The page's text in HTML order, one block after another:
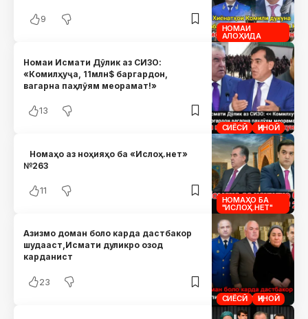
НОМАИ
АЛОҲИДА
9
СИЁСӢ ҶИНОӢ
Номаи Исмати Дӯлик аз СИЗО:
«Комилҳуҷа, 11млн$ баргардон,
вагарна паҳлӯям меорамат!»
13
НОМАҲО БА
"ИСЛОҲ.НЕТ"
Номаҳо аз ноҳияҳо ба «Ислоҳ.нет»
№263
11
СИЁСӢ ҶИНОӢ
Азизмо доман боло карда дастбакор
шудааст,Исмати дуликро озод
карданист
23